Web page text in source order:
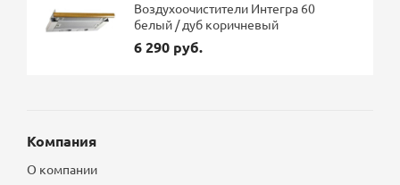
Воздухоочистители Интегра 60
белый / дуб коричневый
6 290 руб.
Компания
О компании